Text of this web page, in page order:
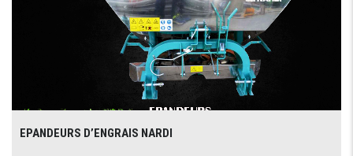
EPANDEURS D’ENGRAIS NARDI